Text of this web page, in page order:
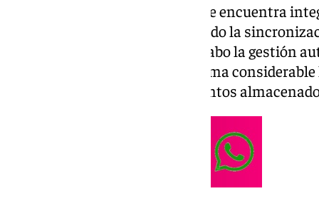
Además, este carrusel vertical se encuentra
Servicio de Farmacia, permitiendo la
productos, para poder llevar a cabo la gestión
armario, lo cual optimiza de forma
fecha-periodo de los medicamentos